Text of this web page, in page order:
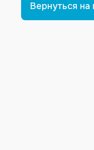
Вернуться на